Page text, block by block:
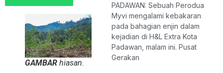
GAMBAR hiasan.
PADAWAN: Sebuah Perodua
Myvi mengalami kebakaran
pada bahagian enjin dalam
kejadian di H&L Extra Kota
Padawan, malam ini. Pusat
Gerakan